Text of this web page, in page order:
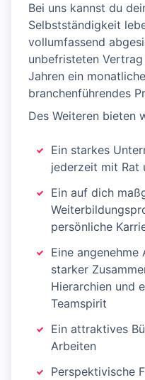
Bei uns kannst du
Selbstständigkeit
vollumfassend
unbefristeten
Jahren ein
branchenführendes
Des Weiteren bieten
Ein starkes
jederzeit mit Rat
Ein auf dich
persönliche
Eine
starker
Hierarchien und
Teamspirit
Ein attraktives
Arbeiten
Perspektivische